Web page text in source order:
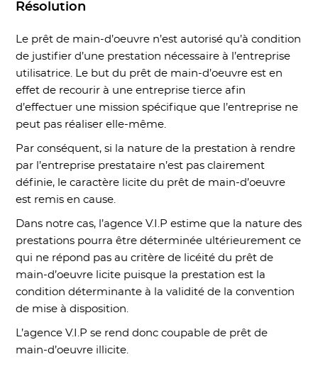
Résolution
Le prêt de main-d’oeuvre n’est autorisé qu’à condition
de justifier d’une prestation nécessaire à l’entreprise
utilisatrice. Le but du prêt de main-d’oeuvre est en
effet de recourir à une entreprise tierce afin
d’effectuer une mission spécifique que l’entreprise ne
peut pas réaliser elle-même.
Par conséquent, si la nature de la prestation à rendre
par l’entreprise prestataire n’est pas clairement
définie, le caractère licite du prêt de main-d’oeuvre
est remis en cause.
Dans notre cas, l’agence V.I.P estime que la nature des
prestations pourra être déterminée ultérieurement ce
qui ne répond pas au critère de licéité du prêt de
main-d’oeuvre licite puisque la prestation est la
condition déterminante à la validité de la convention
de mise à disposition.
L’agence V.I.P se rend donc coupable de prêt de
main-d’oeuvre illicite.